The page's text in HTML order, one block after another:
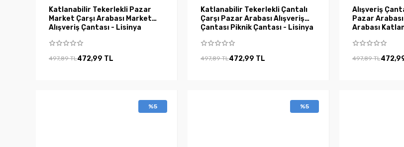
Katlanabilir Tekerlekli Pazar
Market Çarşı Arabası Market
Alışveriş Çantası - Lisinya
497,89 TL472,99 TL
Katlanabilir Tekerlekli Çantalı
Çarşı Pazar Arabası Alışveriş
Çantası Piknik Çantası - Lisinya
497,89 TL472,99 TL
Alışveriş
Pazar
Arabası
497,89 TL
%5 %5